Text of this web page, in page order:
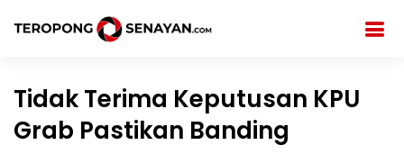
Tidak Terima Keputusan KPU
Grab Pastikan Banding